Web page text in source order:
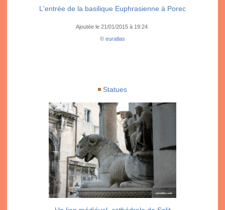
L'entrée de la basilique Euphrasienne à Porec
Ajoutée le 21/01/2015 à 19:24
© euratlas
Statues